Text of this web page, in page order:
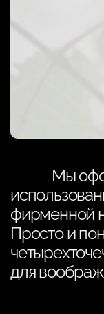
Мы
фирменной
Просто и
для